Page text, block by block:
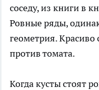
соседу, из книги в
Ровные ряды,
геометрия. Красиво
против томата.
Когда кусты стоят